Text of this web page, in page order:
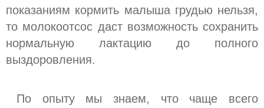
показаниям кормить малыша грудью нельзя,
то молокоотсос даст возможность сохранить
нормальную лактацию до полного
выздоровления.
По опыту мы знаем, что чаще всего